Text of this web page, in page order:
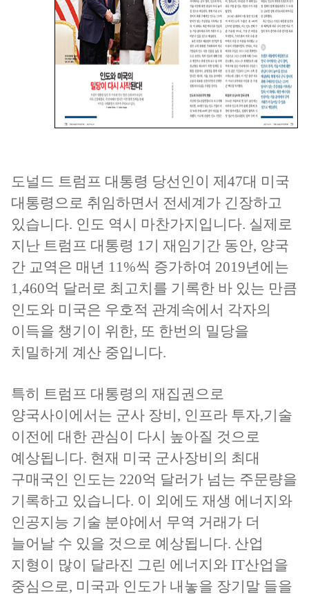
도널드 트럼프 대통령 당선인이 제47대 미국
대통령으로 취임하면서 전세계가 긴장하고
있습니다. 인도 역시 마찬가지입니다. 실제로
지난 트럼프 대통령 1기 재임기간 동안, 양국
간 교역은 매년 11%씩 증가하여 2019년에는
1,460억 달러로 최고치를 기록한 바 있는 만큼
인도와 미국은 우호적 관계속에서 각자의
이득을 챙기이 위한, 또 한번의 밀당을
치밀하게 계산 중입니다.
특히 트럼프 대통령의 재집권으로
양국사이에서는 군사 장비, 인프라 투자,기술
이전에 대한 관심이 다시 높아질 것으로
예상됩니다. 현재 미국 군사장비의 최대
구매국인 인도는 220억 달러가 넘는 주문량을
기록하고 있습니다. 이 외에도 재생 에너지와
인공지능 기술 분야에서 무역 거래가 더
늘어날 수 있을 것으로 예상됩니다. 산업
지형이 많이 달라진 그린 에너지와 IT산업을
중심으로, 미국과 인도가 내놓을 장기말 들을